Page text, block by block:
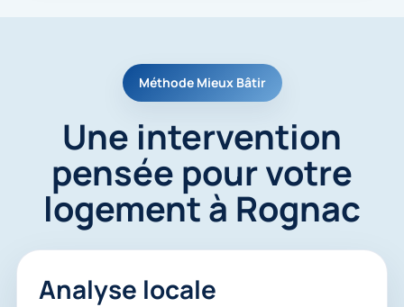
Méthode Mieux Bâtir
Une intervention
pensée pour votre
logement à Rognac
Analyse locale